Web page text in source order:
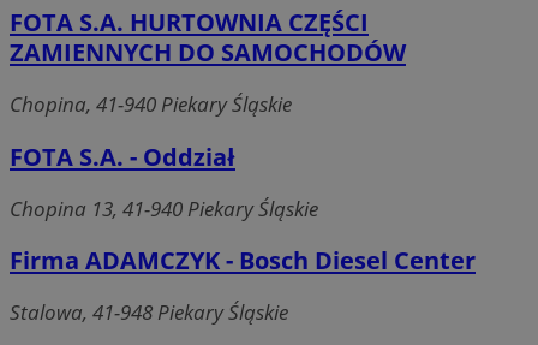
FOTA S.A. HURTOWNIA CZĘŚCI
ZAMIENNYCH DO SAMOCHODÓW
Chopina, 41-940 Piekary Śląskie
FOTA S.A. - Oddział
Chopina 13, 41-940 Piekary Śląskie
Firma ADAMCZYK - Bosch Diesel Center
Stalowa, 41-948 Piekary Śląskie